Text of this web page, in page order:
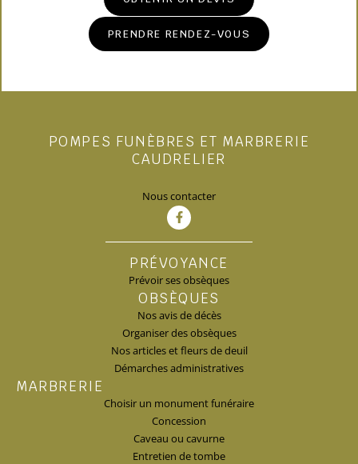
PRENDRE RENDEZ-VOUS
POMPES FUNÈBRES ET MARBRERIE
CAUDRELIER
Nous contacter
PRÉVOYANCE
Prévoir ses obsèques
OBSÈQUES
Nos avis de décès
Organiser des obsèques
Nos articles et fleurs de deuil
Démarches administratives
MARBRERIE
Choisir un monument funéraire
Concession
Caveau ou cavurne
Entretien de tombe